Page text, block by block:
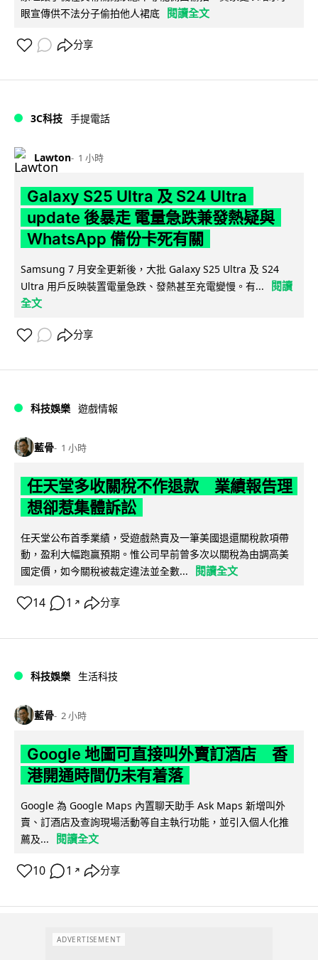
眼宣傳供不法分子偷拍他人裙底 閱讀全文
分享
3C科技 手提電話
Lawton 1 小時
Galaxy S25 Ultra 及 S24 Ultra
update 後暴走 電量急跌兼發熱疑與
WhatsApp 備份卡死有關
Samsung 7 月安全更新後，大批 Galaxy S25 Ultra 及 S24
Ultra 用戶反映裝置電量急跌、發熱甚至充電變慢。有...
閱讀
全文
分享
科技娛樂 遊戲情報
藍骨 1 小時
任天堂多收關稅不作退款 業績報告理
想卻惹集體訴訟
任天堂公布首季業績，受遊戲熱賣及一筆美國退還關稅款項帶
動，盈利大幅跑贏預期。惟公司早前曾多次以關稅為由調高美
國定價，如今關稅被裁定違法並全數...
閱讀全文
14 1 ↗ 分享
科技娛樂 生活科技
藍骨 2 小時
Google 地圖可直接叫外賣訂酒店 香
港開通時間仍未有着落
Google 為 Google Maps 內置聊天助手 Ask Maps 新增叫外
賣、訂酒店及查詢現場活動等自主執行功能，並引入個人化推
薦及...
閱讀全文
10 1 ↗ 分享
ADVERTISEMENT